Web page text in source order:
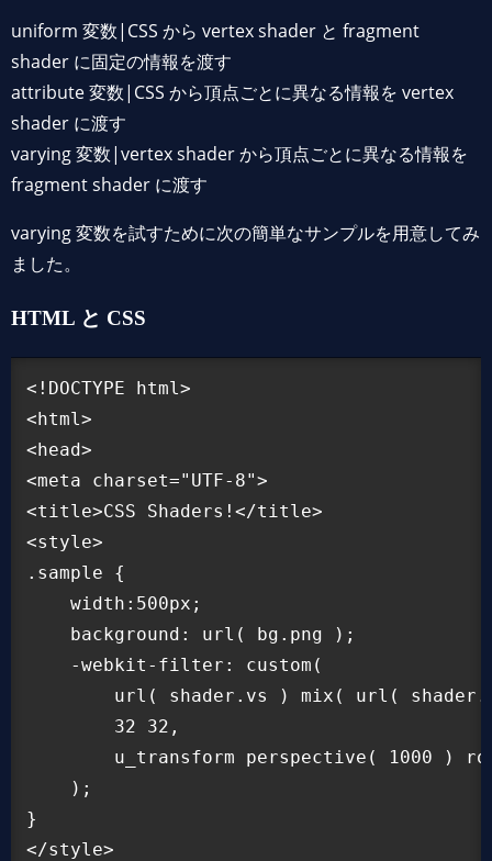
uniform 変数|CSS から vertex shader と fragment
shader に固定の情報を渡す
attribute 変数|CSS から頂点ごとに異なる情報を vertex
shader に渡す
varying 変数|vertex shader から頂点ごとに異なる情報を
fragment shader に渡す
varying 変数を試すために次の簡単なサンプルを用意してみ
ました。
HTML と CSS
<!DOCTYPE html>
<html>
<head>
<meta charset="UTF-8">
<title>CSS Shaders!</title>
<style>
.sample {
    width:500px;
    background: url( bg.png );
    -webkit-filter: custom(
url( shader.vs ) mix( url(
        32 32,
u_transform perspective( 1000 )
    );
}
</style>